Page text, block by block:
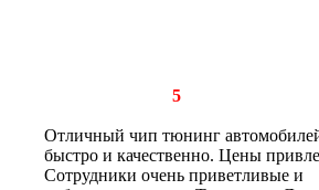
5
Отличный чип тюнинг
быстро и качественно. Цены
Сотрудники очень приветливые и